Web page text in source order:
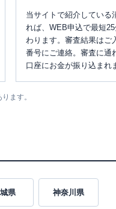
当サイトで紹介している
れば、WEB申込で最短
わります。審査結果はご
番号にご連絡。審査に通
口座にお金が振り込まれ
ます。
県 神奈川県